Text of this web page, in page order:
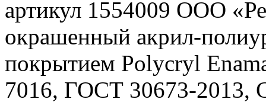
артикул 1554009 ООО
окрашенный акрил-
покрытием Polycryl
7016, ГОСТ 30673-2013,